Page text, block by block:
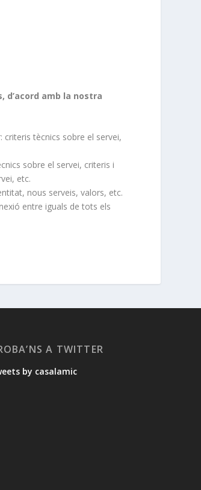
d’acord amb la nostra
criteris tècnics sobre el servei,
sobre el servei, criteris i
etc.
nous serveis, valors, etc.
entre iguals de tots els
A TWITTER
by casalamic